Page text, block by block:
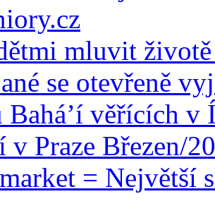
mluvit
se otevřeně
Bahá’í věřících v
v Praze Březen/
= Největší